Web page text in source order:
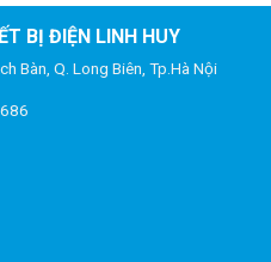
BỊ ĐIỆN LINH HUY
Bàn, Q. Long Biên, Tp.Hà Nội